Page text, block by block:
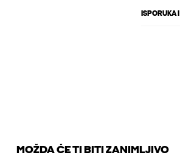
ISPORUKA
MOŽDA ĆE TI BITI ZANIMLJIVO